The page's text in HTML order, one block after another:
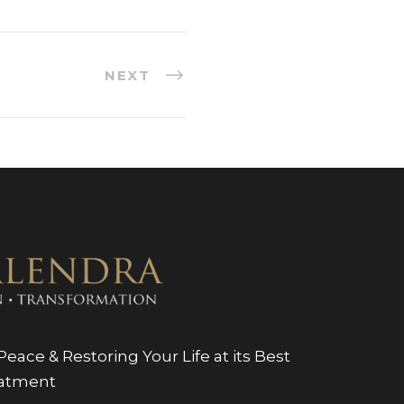
NEXT
& Restoring Your Life at its Best